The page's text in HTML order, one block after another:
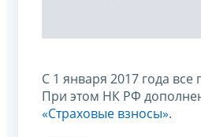
С 1 января 2017 года
При этом НК РФ
«Страховые взносы».